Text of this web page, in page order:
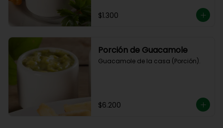
$1.300
Porción de Guacamole
Guacamole de la casa (Porción).
$6.200